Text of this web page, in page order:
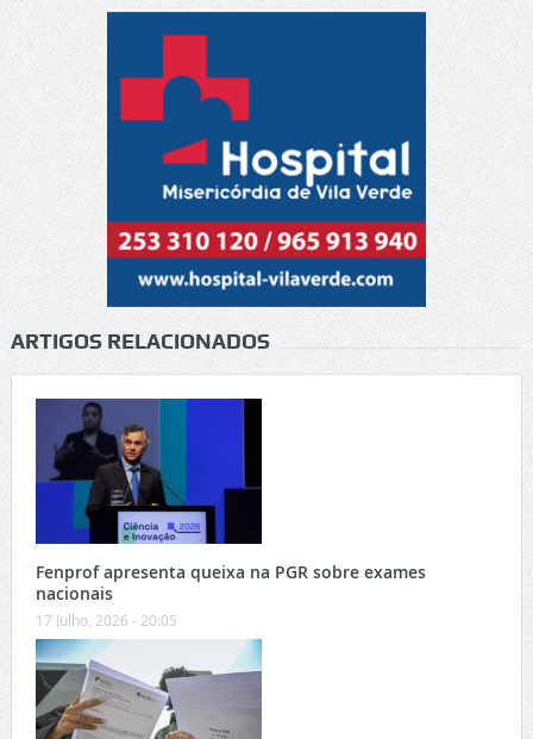
ARTIGOS RELACIONADOS
Fenprof apresenta queixa na PGR sobre exames
nacionais
17 Julho, 2026 - 20:05